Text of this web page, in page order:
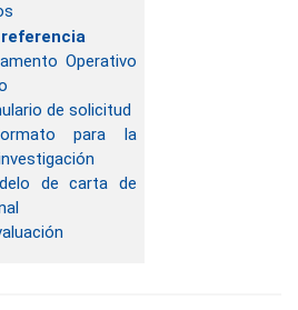
Operativo
de solicitud
para la
de carta de